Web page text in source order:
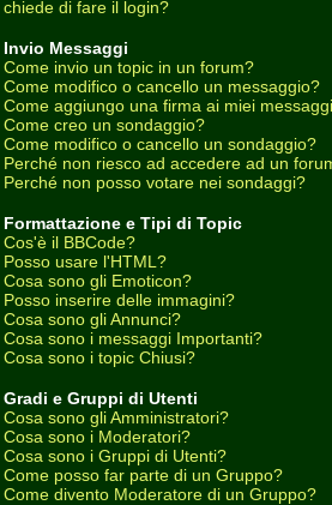
chiede di fare il login?
Invio Messaggi
Come invio un topic in un forum?
Come modifico o cancello un messaggio?
Come aggiungo una firma ai miei
Come creo un sondaggio?
Come modifico o cancello un sondaggio?
Perché non riesco ad accedere ad un
Perché non posso votare nei sondaggi?
Formattazione e Tipi di Topic
Cos'è il BBCode?
Posso usare l'HTML?
Cosa sono gli Emoticon?
Posso inserire delle immagini?
Cosa sono gli Annunci?
Cosa sono i messaggi Importanti?
Cosa sono i topic Chiusi?
Gradi e Gruppi di Utenti
Cosa sono gli Amministratori?
Cosa sono i Moderatori?
Cosa sono i Gruppi di Utenti?
Come posso far parte di un Gruppo?
Come divento Moderatore di un Gruppo?